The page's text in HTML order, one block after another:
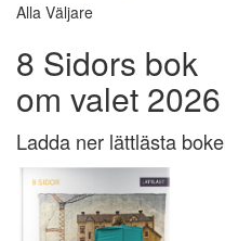
Alla Väljare
8 Sidors bok
om valet 2026
Ladda ner lättlästa